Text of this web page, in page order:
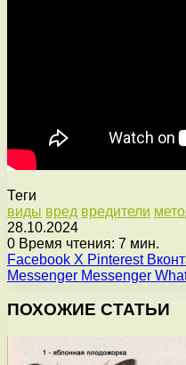
Теги
виды вред вредители
28.10.2024
0 Время чтения: 7 мин.
Facebook X Pinterest
Messenger Messenger
ПОХОЖИЕ СТАТЬИ